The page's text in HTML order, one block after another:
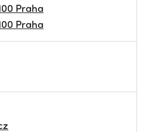
Praha
Praha